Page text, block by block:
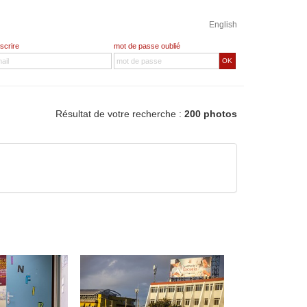
English
mot de passe oublié
OK
Résultat de votre recherche : 200 photos